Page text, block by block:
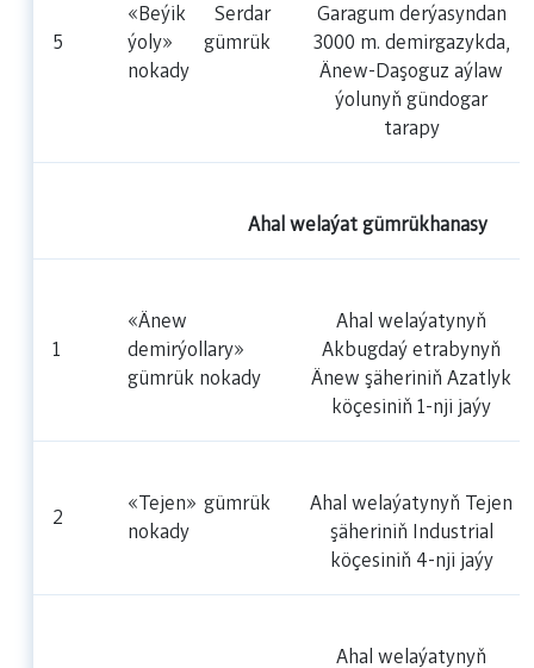
5
«Beýik Serdar
ýoly» gümrük
nokady
Garagum derýasyndan
3000 m. demirgazykda,
Änew-Daşoguz aýlaw
ýolunyň gündogar
tarapy
Ahal welaýat gümrükhanasy
1
«Änew
demirýollary»
gümrük nokady
Ahal welaýatynyň
Akbugdaý etrabynyň
Änew şäheriniň Azatlyk
köçesiniň 1-nji jaýy
2
«Tejen» gümrük
nokady
Ahal welaýatynyň Tejen
şäheriniň Industrial
köçesiniň 4-nji jaýy
Ahal welaýatynyň